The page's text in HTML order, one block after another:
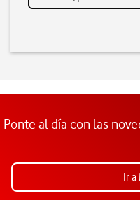
Ponte al día con las
Ir a